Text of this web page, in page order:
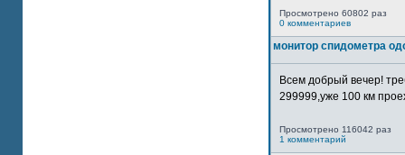
Просмотрено 60802 раз
0 комментариев
монитор спидометра
Всем добрый вечер!
299999,уже 100 км
Просмотрено 116042 раз
1 комментарий